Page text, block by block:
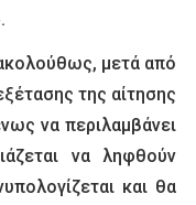
μετά από
της αίτησης
να περιλαμβάνει
να ληφθούν
και θα